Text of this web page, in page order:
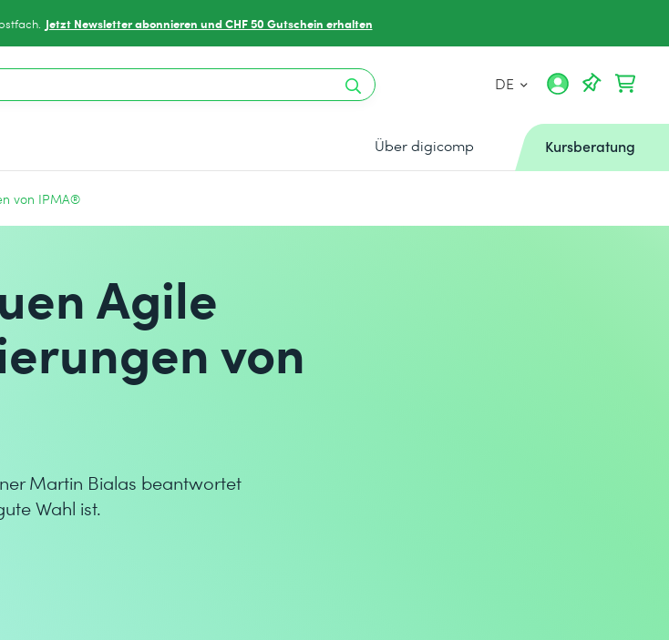
Jetzt Newsletter abonnieren und CHF 50 Gutschein erhalten
DE
Über digicomp Kursberatung
von IPMA®
Agile
von
Martin Bialas beantwortet
Wahl ist.